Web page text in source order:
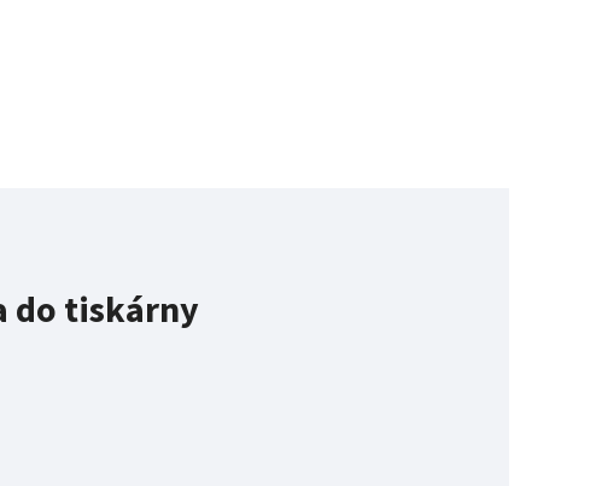
do tiskárny